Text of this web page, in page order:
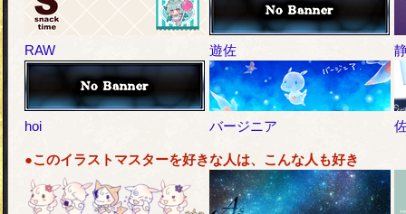
RAW 遊佐
hoi バージニア
●このイラストマスターを好きな人は、こんな人も好き